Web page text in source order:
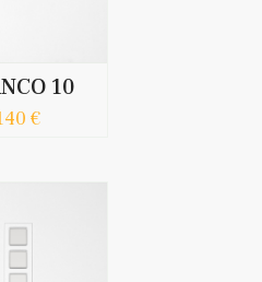
10
€